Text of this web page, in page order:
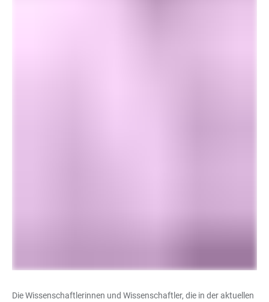
Die Wissenschaftlerinnen und Wissenschaftler, die in der aktuellen